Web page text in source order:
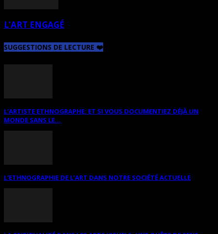
L’ART ENGAGÉ
SUGGESTIONS DE LECTURE ❤️
L’ARTISTE ETHNOGRAPHE: ET SI VOUS DOCUMENTIEZ DÉJÀ UN
MONDE SANS LE...
L’ETHNOGRAPHIE DE L’ART DANS NOTRE SOCIÉTÉ ACTUELLE